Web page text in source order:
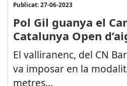
Publicat: 27-06-2023
Pol Gil guanya el
Catalunya Open
El valliranenc, del CN
va imposar en la
metres...